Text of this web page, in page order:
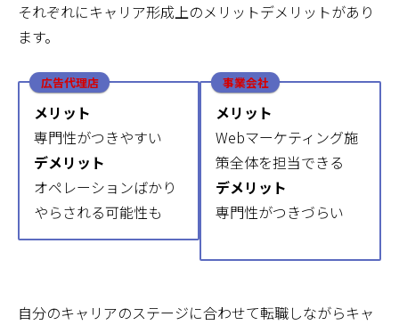
それぞれにキャリア形成上のメリットデメリットがあり
ます。
広告代理店
メリット
専門性がつきやすい
デメリット
オペレーションばかり
やらされる可能性も
事業会社
メリット
Webマーケティング施
策全体を担当できる
デメリット
専門性がつきづらい
自分のキャリアのステージに合わせて転職しながらキャ